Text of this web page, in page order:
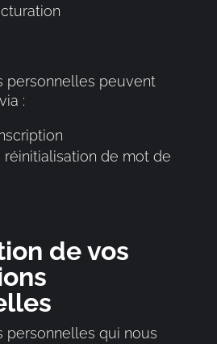
personnelles peuvent
:
réinitialisation de mot de
de vos
personnelles qui nous